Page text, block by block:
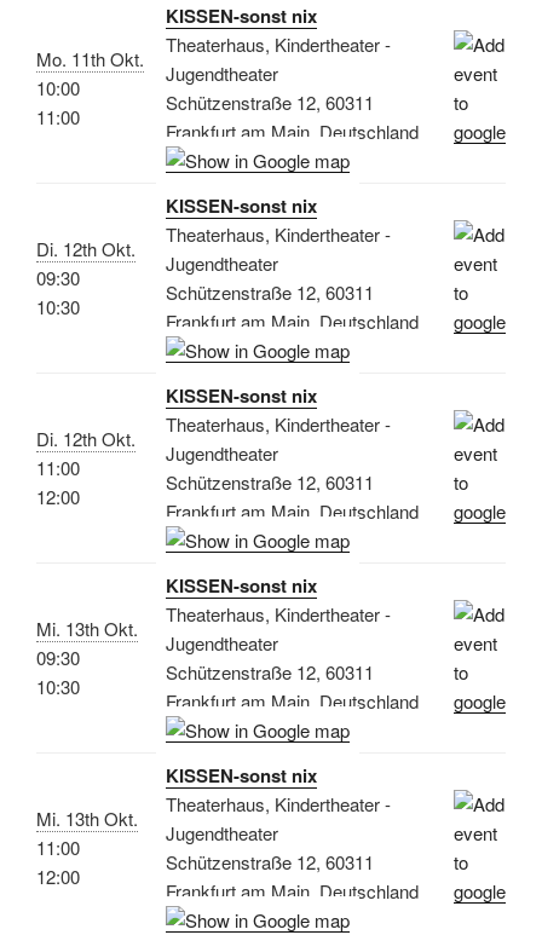
Mo. 11th Okt.
10:00
11:00
KISSEN-sonst nix
Theaterhaus, Kindertheater -
Jugendtheater
Schützenstraße 12, 60311
Frankfurt am Main, Deutschland
Di. 12th Okt.
09:30
10:30
KISSEN-sonst nix
Theaterhaus, Kindertheater -
Jugendtheater
Schützenstraße 12, 60311
Frankfurt am Main, Deutschland
Di. 12th Okt.
11:00
12:00
KISSEN-sonst nix
Theaterhaus, Kindertheater -
Jugendtheater
Schützenstraße 12, 60311
Frankfurt am Main, Deutschland
Mi. 13th Okt.
09:30
10:30
KISSEN-sonst nix
Theaterhaus, Kindertheater -
Jugendtheater
Schützenstraße 12, 60311
Frankfurt am Main, Deutschland
Mi. 13th Okt.
11:00
12:00
KISSEN-sonst nix
Theaterhaus, Kindertheater -
Jugendtheater
Schützenstraße 12, 60311
Frankfurt am Main, Deutschland